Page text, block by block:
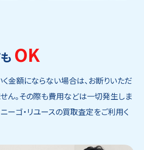
OK
金額にならない場合は、お断りいただ
ん。その際も費用などは一切発生しま
ーゴ・リユースの買取査定をご利用く